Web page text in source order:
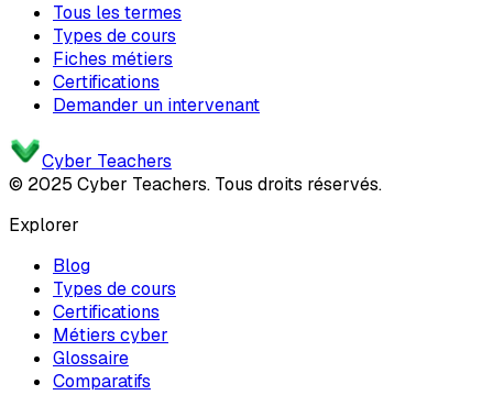
Tous les termes
Types de cours
Fiches métiers
Certifications
Demander un intervenant
Cyber Teachers
© 2025 Cyber Teachers. Tous droits réservés.
Explorer
Blog
Types de cours
Certifications
Métiers cyber
Glossaire
Comparatifs